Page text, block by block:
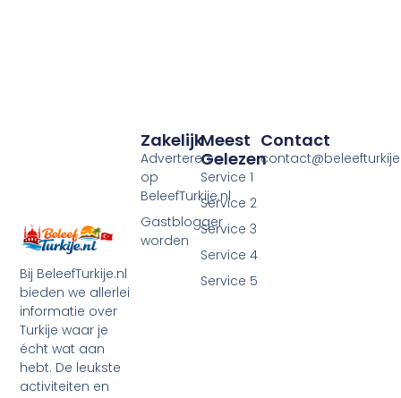
Bij BeleefTurkije.nl
bieden we allerlei
informatie over
Turkije waar je
écht wat aan
hebt. De leukste
activiteiten en
Meest
Gelezen
Service 1
Service 2
Service 3
Service 4
Service 5
Zakelijk
Adverteren
op
BeleefTurkije.nl
Gastblogger
worden
Contact